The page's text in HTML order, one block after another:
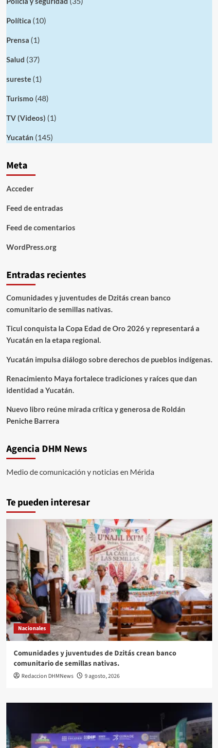
Política (10)
Prensa (1)
Salud (37)
sureste(1)
Turismo (48)
TV (Videos) (1)
Yucatán (145)
Meta
Acceder
Feed de entradas
Feed de comentarios
WordPress.org
Entradas recientes
Comunidades y juventudes de Dzitás crean banco
comunitario de semillas nativas.
Ticul conquista la Copa Edad de Oro 2026 y representará a
Yucatán en la etapa regional.
Yucatán impulsa diálogo sobre derechos de pueblos indígenas.
Renacimiento Maya fortalece tradiciones y raíces que dan
identidad a Yucatán.
Nuevo libro reúne mirada crítica y generosa de Roldán
Peniche Barrera
Agencia DHM News
Medio de comunicación y noticias en Mérida
Te pueden interesar
Nacionales
Comunidades y juventudes de Dzitás crean banco
comunitario de semillas nativas.
Redaccion DHMNews 9 agosto, 2026